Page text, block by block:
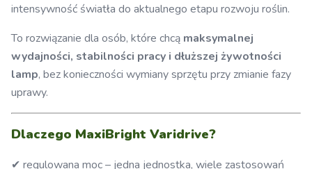
intensywność światła do aktualnego etapu rozwoju roślin.
To rozwiązanie dla osób, które chcą maksymalnej
wydajności, stabilności pracy i dłuższej żywotności
lamp, bez konieczności wymiany sprzętu przy zmianie fazy
uprawy.
Dlaczego MaxiBright Varidrive?
✔ regulowana moc – jedna jednostka, wiele zastosowań